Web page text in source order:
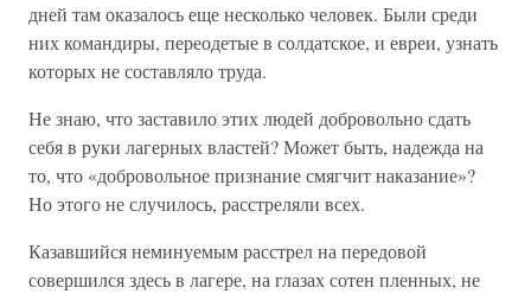
дней там оказалось еще несколько человек. Были среди
них командиры, переодетые в солдатское, и евреи, узнать
которых не составляло труда.
Не знаю, что заставило этих людей добровольно сдать
себя в руки лагерных властей? Может быть, надежда на
то, что «добровольное признание смягчит наказание»?
Но этого не случилось, расстреляли всех.
Казавшийся неминуемым расстрел на передовой
совершился здесь в лагере, на глазах сотен пленных, не